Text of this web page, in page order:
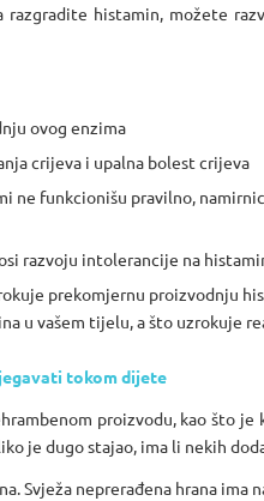
histamin, možete
ovog enzima
crijeva i upalna bolest crijeva
ne funkcionišu pravilno,
razvoju intolerancije na
prekomjernu proizvodnju
u vašem tijelu, a što uzrokuje
tokom dijete
proizvodu, kao što je
je dugo stajao, ima li nekih
Svježa neprerađena hrana ima